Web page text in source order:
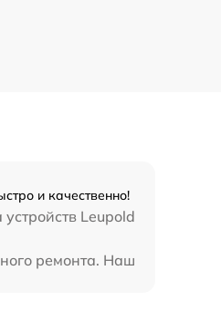
и качественно!
Leupold
ремонта. Наш